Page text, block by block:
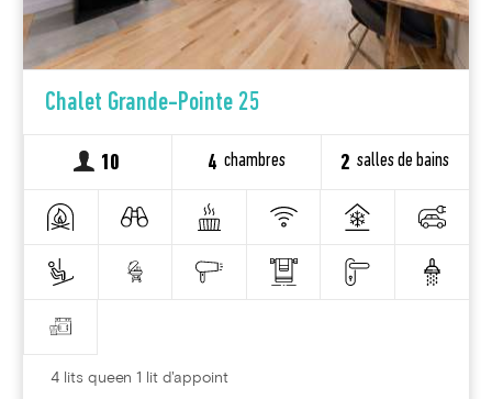
Chalet Grande-Pointe 25
10 4 chambres 2 salles de bains
4 lits queen 1 lit d'appoint